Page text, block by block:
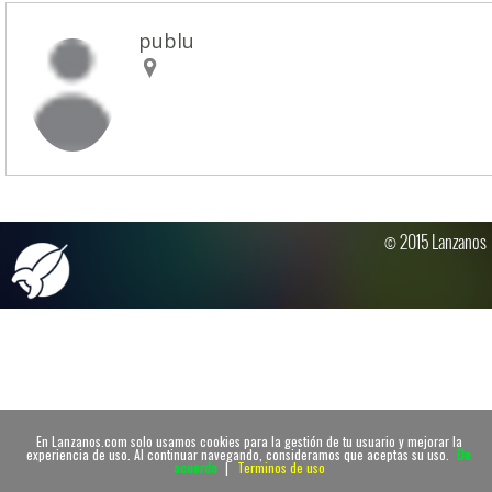
En Lanzanos.com solo usamos cookies para la gestión de tu usuario y mejorar la
experiencia de uso. Al continuar navegando, consideramos que aceptas su uso. De
acuerdo | Terminos de uso
publu
© 2015 Lanzanos